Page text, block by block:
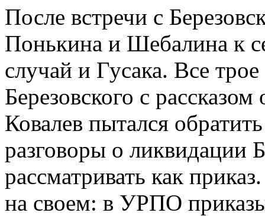
После встречи с
Понькина и Шебалина к
случай и Гусака. Все
Березовского с
Ковалев пытался
разговоры о ликвидации
рассматривать как
на своем: в УРПО